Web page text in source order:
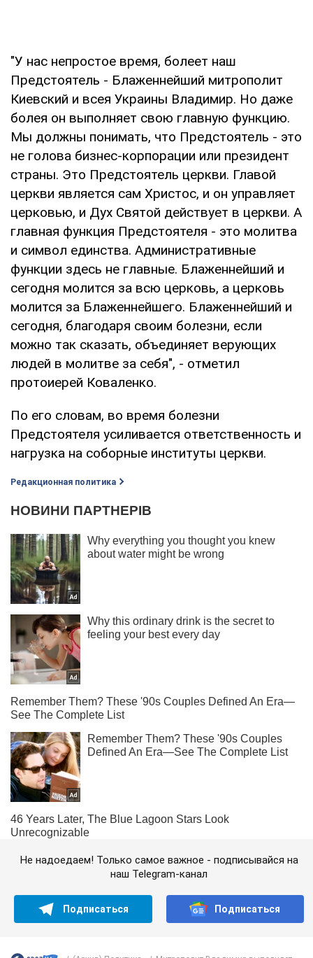
"У нас непростое время, болеет наш
Предстоятель - Блаженнейший митрополит
Киевский и всея Украины Владимир. Но даже
болея он выполняет свою главную функцию.
Мы должны понимать, что Предстоятель - это
не голова бизнес-корпорации или президент
страны. Это Предстоятель церкви. Главой
церкви является сам Христос, и он управляет
церковью, и Дух Святой действует в церкви. А
главная функция Предстоятеля - это молитва
и символ единства. Административные
функции здесь не главные. Блаженнейший и
сегодня молится за всю церковь, а церковь
молится за Блаженнейшего. Блаженнейший и
сегодня, благодаря своим болезни, если
можно так сказать, объединяет верующих
людей в молитве за себя", - отметил
протоиерей Коваленко.
По его словам, во время болезни
Предстоятеля усиливается ответственность и
нагрузка на соборные институты церкви.
Редакционная политика
Не надоедаем! Только самое важное - подписывайся на
наш Telegram-канал
Подписаться Подписаться